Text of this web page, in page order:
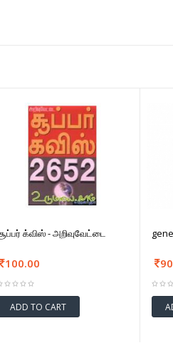
க்விஸ் - அறிவுவேட்டை
100.00
ADD TO CART